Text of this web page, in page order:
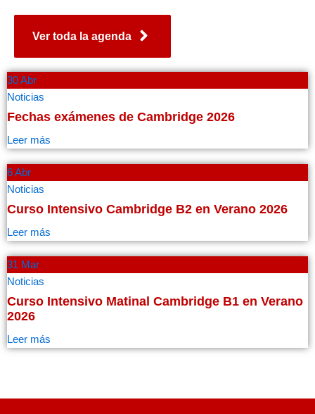
Ver toda la agenda
30 Abr
Noticias
Fechas exámenes de Cambridge 2026
Leer más
6 Abr
Noticias
Curso Intensivo Cambridge B2 en Verano 2026
Leer más
31 Mar
Noticias
Curso Intensivo Matinal Cambridge B1 en Verano
2026
Leer más